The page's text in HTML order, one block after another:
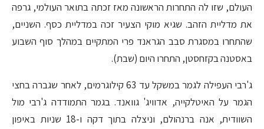
העולם, שזו לה התחרות הראשונה מאז זכתה בתואר העולמי, גרפה
את מדליית הזהב. שגיא מוקי הצעיר זכה במדליית כסף. השניים,
שהתחרו במסגרת סבב הגראנד פרי המתקיים במהלך סוף השבוע
באסטנה בקזחסטן, התחרו היום (שבת).
ג'רבי העפילה לגמר במשקל עד 63 קילוגרמים, לאחר שגברה בחצי
הגמר על האיטלקייה, אדוויג' גוואנד. בגמר התמודדה ג'רבי מול
השוודית, אנה ברנהולם, וניצלה בתוך דקה ו-18 שניות באיפון